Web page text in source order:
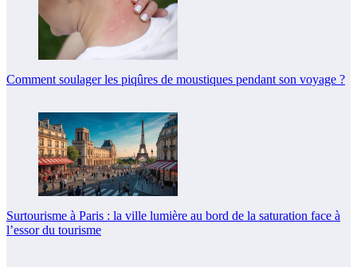
Comment soulager les piqûres de moustiques pendant son voyage ?
Surtourisme à Paris : la ville lumière au bord de la saturation face à
l’essor du tourisme